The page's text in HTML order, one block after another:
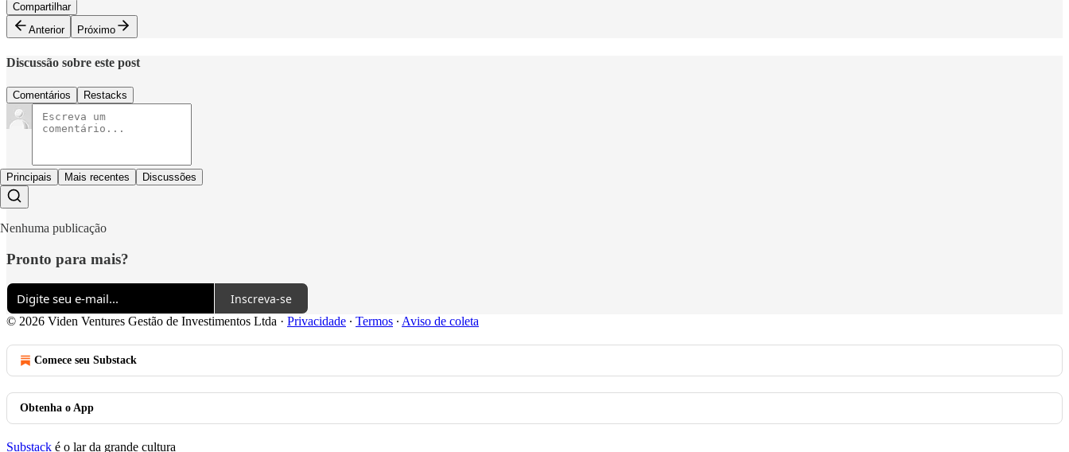
Compartilhar
Anterior
Próximo
Discussão sobre este post
Comentários Restacks
Principais Mais recentes Discussões
Nenhuma publicação
Pronto para mais?
Inscreva-se
© 2026 Viden Ventures Gestão de Investimentos Ltda · Privacidade ∙ Termos ∙ Aviso de coleta
Comece seu Substack
Obtenha o App
Substack é o lar da grande cultura